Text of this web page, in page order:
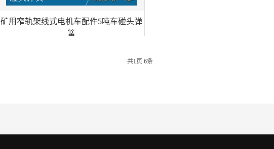
矿用窄轨架线式电机车配件5吨车碰头弹
簧
共1 页 6条